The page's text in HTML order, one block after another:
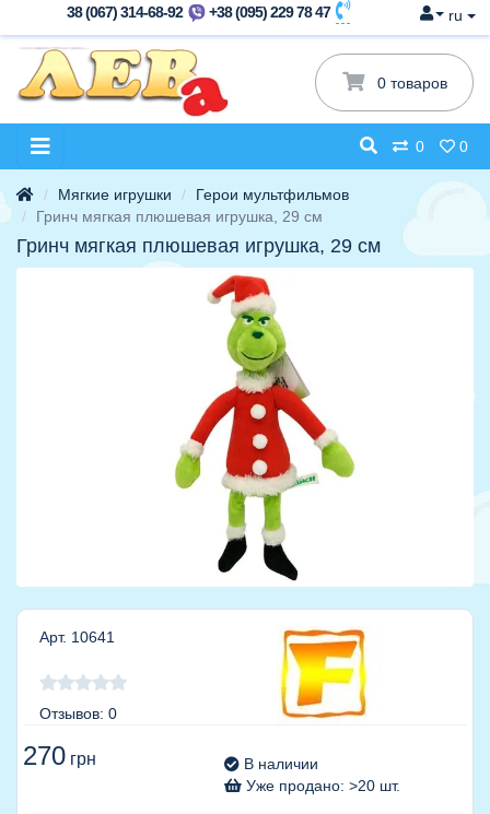
38 (067) 314-68-92 +38 (095) 229 78 47 ru
0 товаров
0 0
Мягкие игрушки
Герои мультфильмов
Гринч мягкая плюшевая игрушка, 29 см
Гринч мягкая плюшевая игрушка, 29 см
Арт. 10641
Отзывов: 0
270 грн
В наличии
Уже продано: >20 шт.